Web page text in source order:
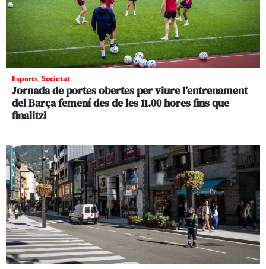
Esports,Societat
Jornada de portes obertes per viure l’entrenament
del Barça femení des de les 11.00 hores fins que
finalitzi